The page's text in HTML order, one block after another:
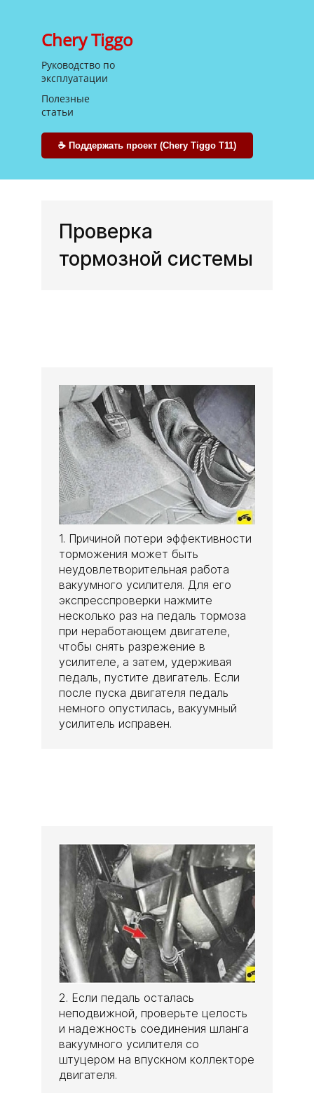
Chery Tiggo
Руководство по
эксплуатации
Полезные
статьи
☕ Поддержать проект (Chery Tiggo T11)
Проверка
тормозной системы
1. Причиной потери эффективности
торможения может быть
неудовлетворительная работа
вакуумного усилителя. Для его
экспресспроверки нажмите
несколько раз на педаль тормоза
при неработающем двигателе,
чтобы снять разрежение в
усилителе, а затем, удерживая
педаль, пустите двигатель. Если
после пуска двигателя педаль
немного опустилась, вакуумный
усилитель исправен.
2. Если педаль осталась
неподвижной, проверьте целость
и надежность соединения шланга
вакуумного усилителя со
штуцером на впускном коллекторе
двигателя.